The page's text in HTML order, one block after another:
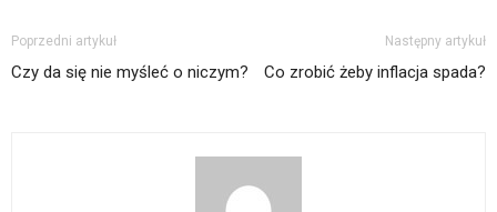
Poprzedni artykuł
Czy da się nie myśleć o niczym?
Następny artykuł
Co zrobić żeby inflacja spada?